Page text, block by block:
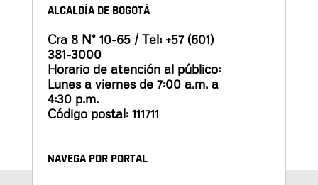
ALCALDÍA DE BOGOTÁ
Cra 8 N° 10-65 / Tel: +57 (601)
381-3000
Horario de atención al público:
Lunes a viernes de 7:00 a.m. a
4:30 p.m.
Código postal: 111711
NAVEGA POR PORTAL